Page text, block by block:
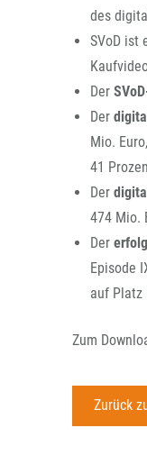
des
SVoD ist
Der
Der
Mio.
41
Der
474 Mio.
Der
Episode
auf Platz
Zum
Zurück